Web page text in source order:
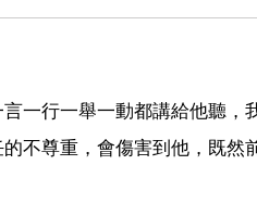
一行一舉一動都講給他聽
不尊重，會傷害到他，既